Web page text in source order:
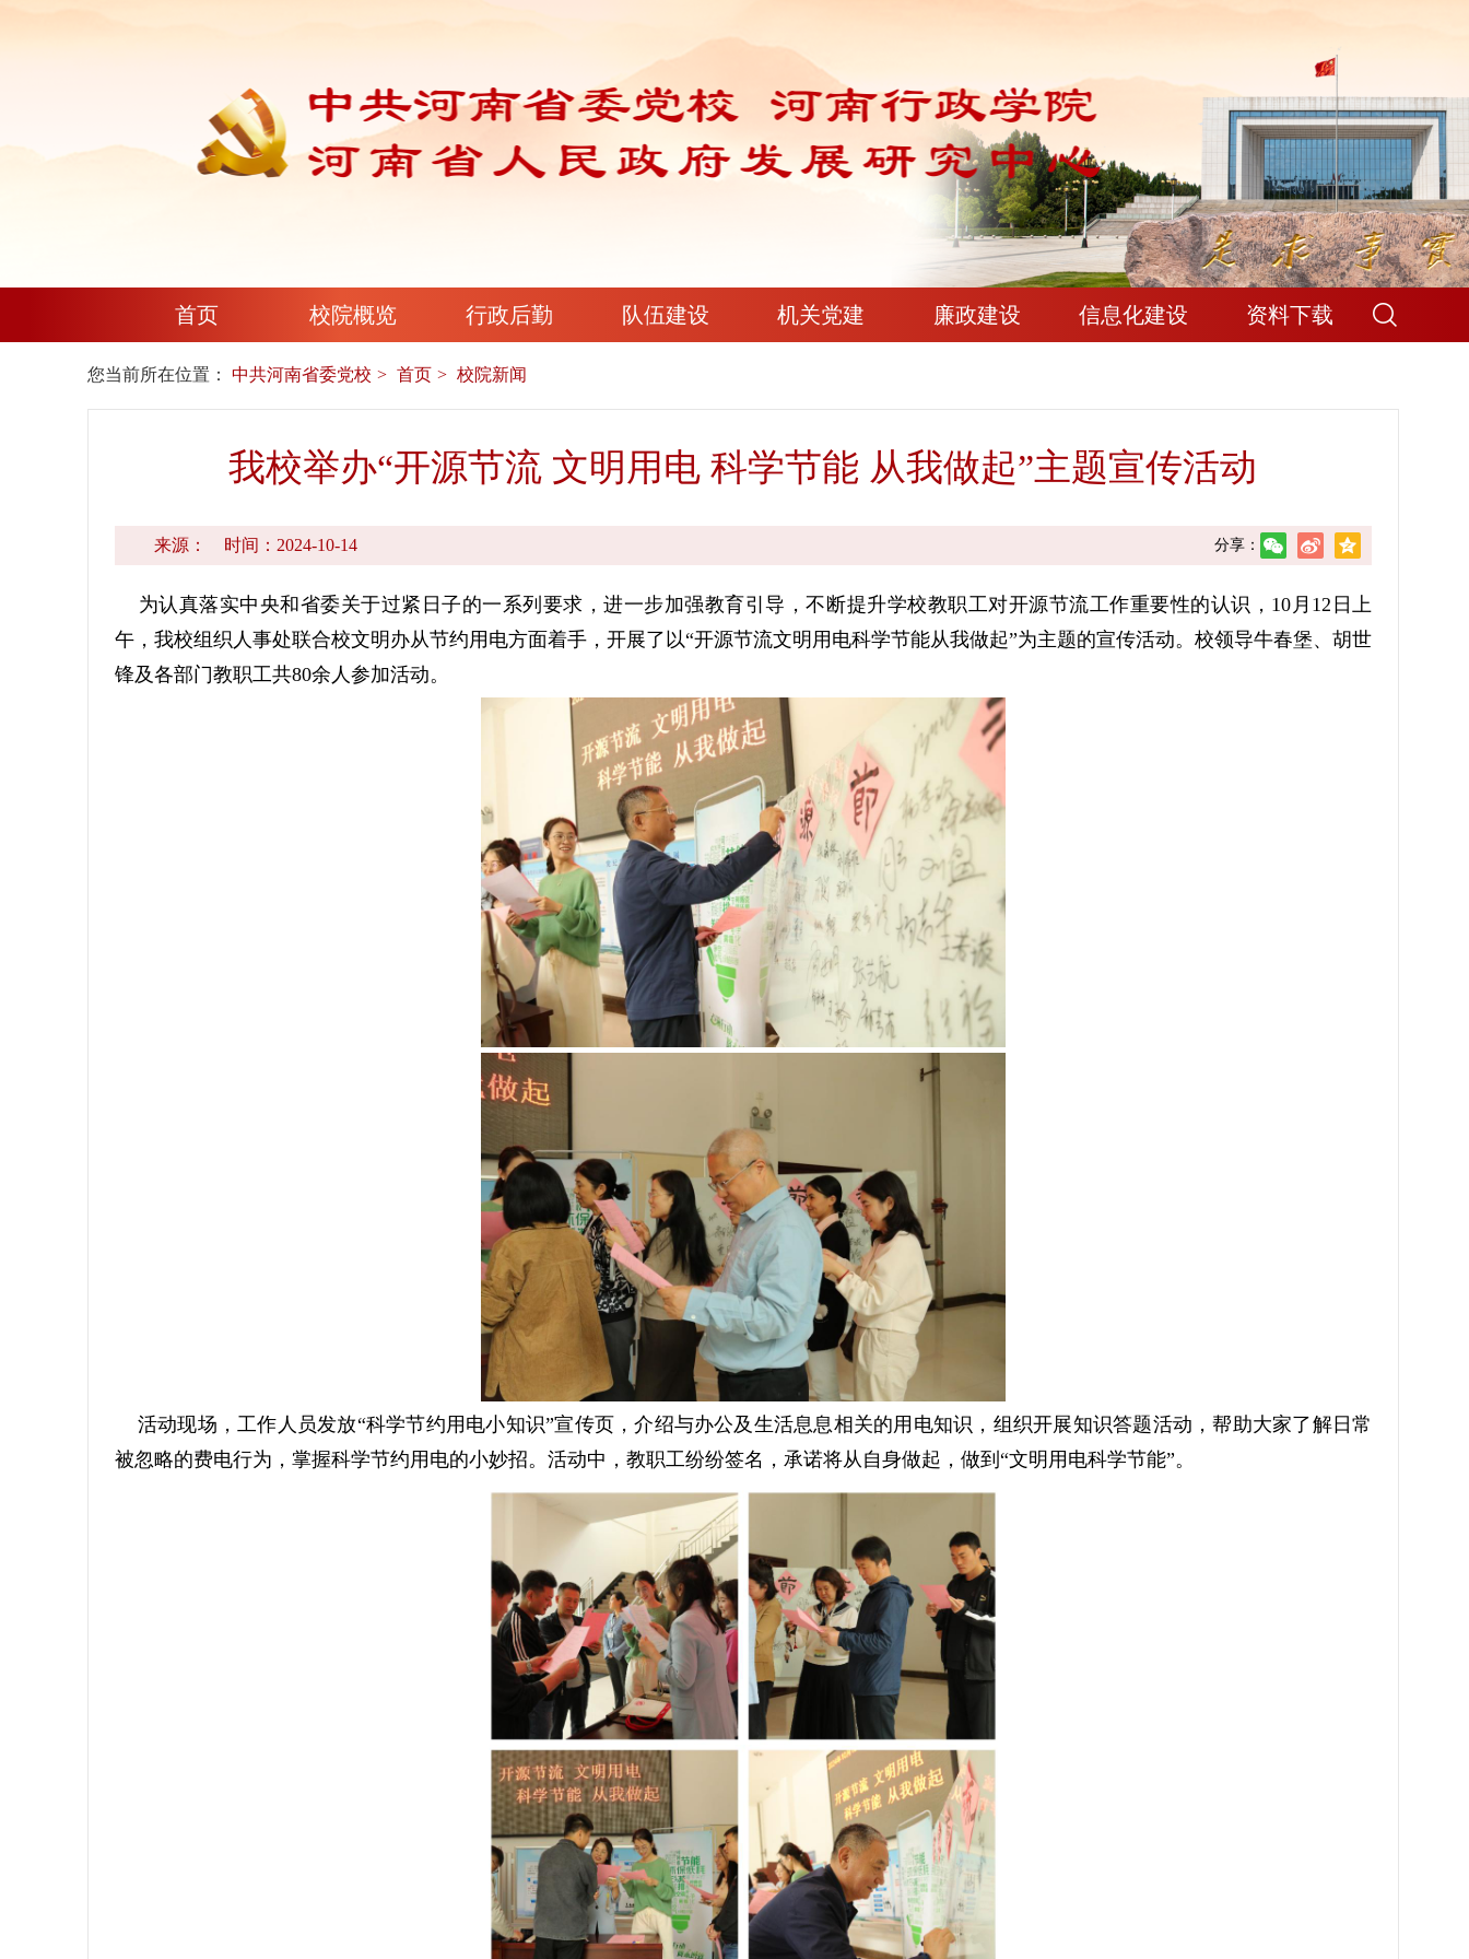
首页 校院概览 行政后勤 队伍建设 机关党建 廉政建设 信息化建设 资料下载
您当前所在位置： 中共河南省委党校 首页 校院新闻
我校举办“开源节流 文明用电 科学节能 从我做起”主题宣传活动
来源： 时间：2024-10-14 分享：
为认真落实中央和省委关于过紧日子的一系列要求，进一步加强教育引导，不断提升学校教职工对开源节流工作重要性的认识，10月12日上
午，我校组织人事处联合校文明办从节约用电方面着手，开展了以“开源节流文明用电科学节能从我做起”为主题的宣传活动。校领导牛春堡、胡世
锋及各部门教职工共80余人参加活动。
活动现场，工作人员发放“科学节约用电小知识”宣传页，介绍与办公及生活息息相关的用电知识，组织开展知识答题活动，帮助大家了解日常
被忽略的费电行为，掌握科学节约用电的小妙招。活动中，教职工纷纷签名，承诺将从自身做起，做到“文明用电科学节能”。